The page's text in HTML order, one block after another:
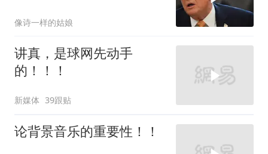
像诗一样的姑娘
讲真，是球网先动手
的！！！
新媒体 39跟贴
论背景音乐的重要性！！